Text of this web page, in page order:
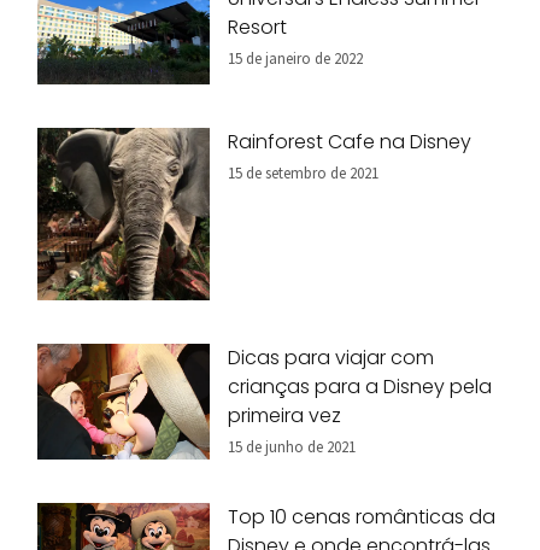
Resort
15 de janeiro de 2022
Rainforest Cafe na Disney
15 de setembro de 2021
Dicas para viajar com
crianças para a Disney pela
primeira vez
15 de junho de 2021
Top 10 cenas românticas da